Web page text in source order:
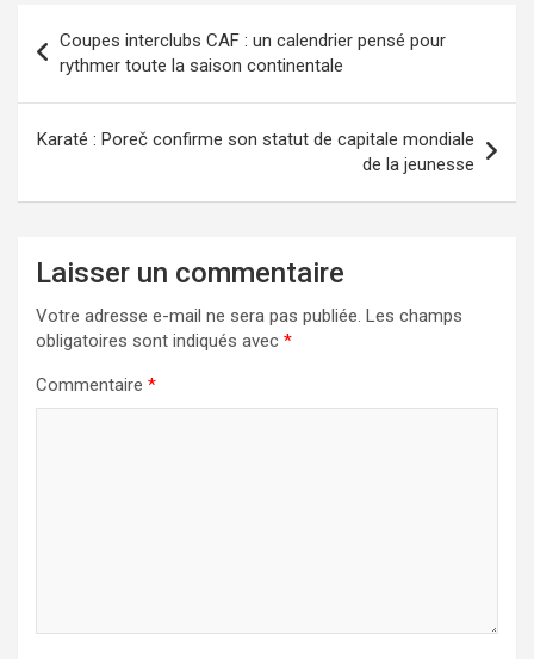
o
o
k
o
d
o
n
g
er
Coupes interclubs CAF : un calendrier pensé pour
rythmer toute la saison continentale
Karaté : Poreč confirme son statut de capitale mondiale
de la jeunesse
Laisser un commentaire
Votre adresse e-mail ne sera pas publiée. Les champs
obligatoires sont indiqués avec *
Commentaire *